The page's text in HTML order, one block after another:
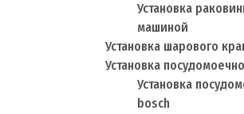
Установка
машиной
Установка шарового
Установка
Установка
bosch